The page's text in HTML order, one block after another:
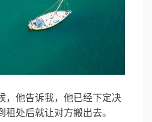
，他告诉我，他已经下定决
处后就让对方搬出去。